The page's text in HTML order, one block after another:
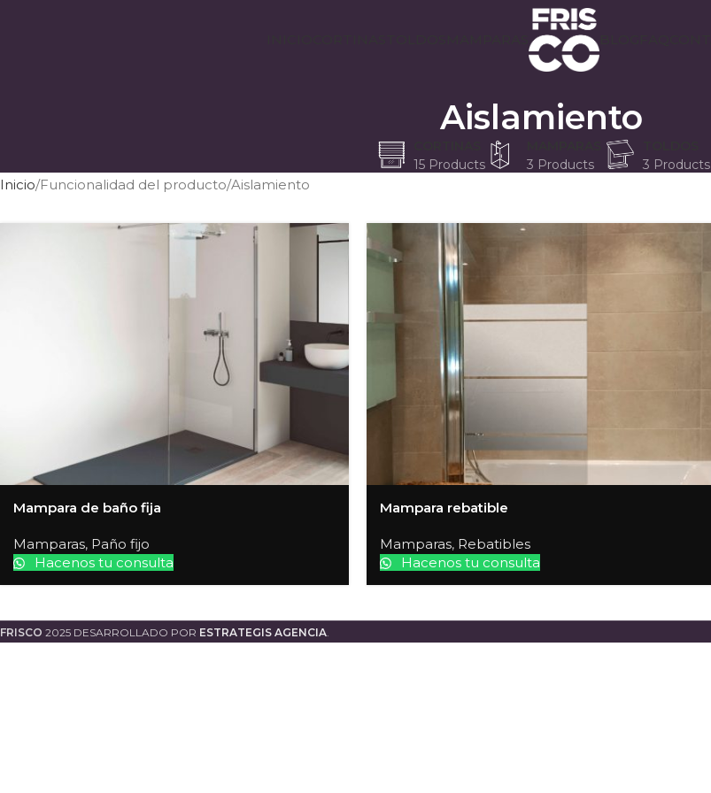
Aislamiento
15 Products
3 Products
3 Products
Inicio Funcionalidad del producto Aislamiento
Mampara de baño fija
Mamparas, Paño fijo
Hacenos tu consulta
Mampara rebatible
Mamparas, Rebatibles
Hacenos tu consulta
FRISCO 2025 DESARROLLADO POR ESTRATEGIS AGENCIA.